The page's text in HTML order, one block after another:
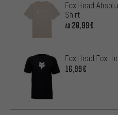
Fox Head
Shirt
AB 20,99€
Fox Head Fox
16,99€